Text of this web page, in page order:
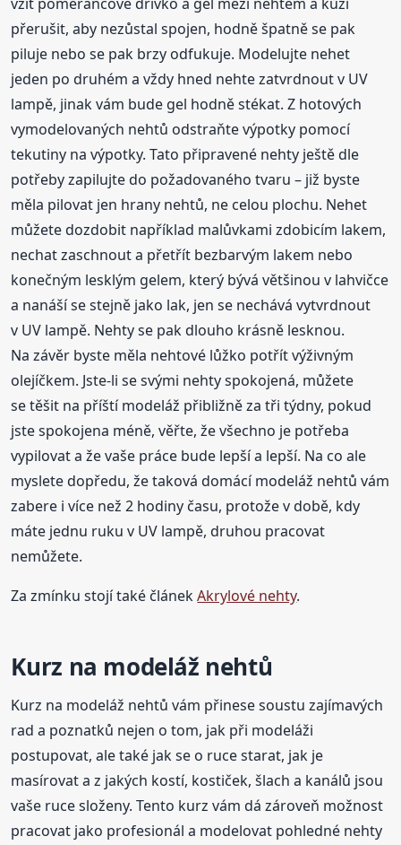
přerušit, aby nezůstal spojen, hodně špatně se pak
piluje nebo se pak brzy odfukuje. Modelujte nehet
jeden po druhém a vždy hned nehte zatvrdnout v UV
lampě, jinak vám bude gel hodně stékat. Z hotových
vymodelovaných nehtů odstraňte výpotky pomocí
tekutiny na výpotky. Tato připravené nehty ještě dle
potřeby zapilujte do požadovaného tvaru – již byste
měla pilovat jen hrany nehtů, ne celou plochu. Nehet
můžete dozdobit například malůvkami zdobicím lakem,
nechat zaschnout a přetřít bezbarvým lakem nebo
konečným lesklým gelem, který bývá většinou v lahvičce
a nanáší se stejně jako lak, jen se nechává vytvrdnout
v UV lampě. Nehty se pak dlouho krásně lesknou.
Na závěr byste měla nehtové lůžko potřít výživným
olejíčkem. Jste-li se svými nehty spokojená, můžete
se těšit na příští modeláž přibližně za tři týdny, pokud
jste spokojena méně, věřte, že všechno je potřeba
vypilovat a že vaše práce bude lepší a lepší. Na co ale
myslete dopředu, že taková domácí modeláž nehtů vám
zabere i více než 2 hodiny času, protože v době, kdy
máte jednu ruku v UV lampě, druhou pracovat
nemůžete.
Za zmínku stojí také článekAkrylové nehty.
Kurz na modeláž nehtů
Kurz na modeláž nehtů vám přinese soustu zajímavých
rad a poznatků nejen o tom, jak při modeláži
postupovat, ale také jak se o ruce starat, jak je
masírovat a z jakých kostí, kostiček, šlach a kanálů jsou
vaše ruce složeny. Tento kurz vám dá zároveň možnost
pracovat jako profesionál a modelovat pohledné nehty